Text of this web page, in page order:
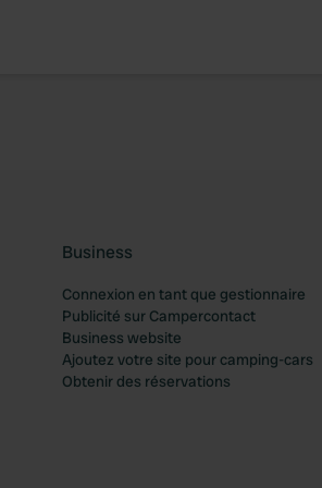
Business
Connexion en tant que gestionnaire
Publicité sur Campercontact
Business website
Ajoutez votre site pour camping-cars
Obtenir des réservations